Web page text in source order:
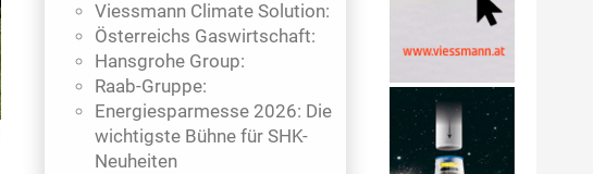
Viessmann Climate Solution:
Österreichs Gaswirtschaft:
Hansgrohe Group:
Raab-Gruppe:
Energiesparmesse 2026: Die
wichtigste Bühne für SHK-
Neuheiten